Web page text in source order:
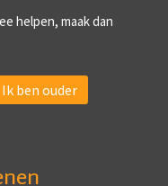
helpen, maak dan
Ik ben ouder